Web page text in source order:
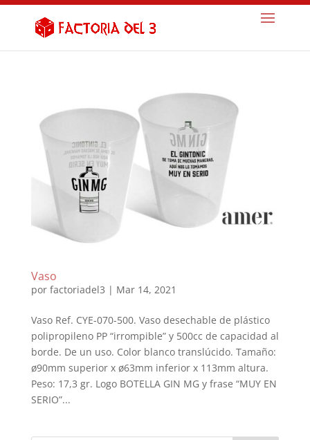
Vaso
por factoriadel3 | Mar 14, 2021
Vaso Ref. CYE-070-500. Vaso desechable de plástico
polipropileno PP “irrompible” y 500cc de capacidad al
borde. De un uso. Color blanco translúcido. Tamaño:
ø90mm superior x ø63mm inferior x 113mm altura.
Peso: 17,3 gr. Logo BOTELLA GIN MG y frase “MUY EN
SERIO”...